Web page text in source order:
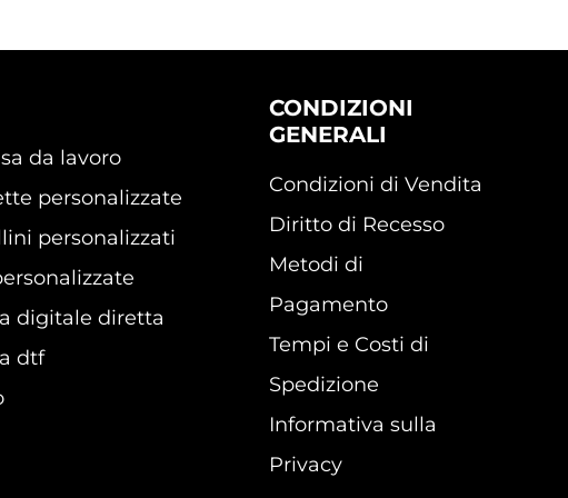
da lavoro
personalizzate
personalizzati
digitale diretta
dtf
CONDIZIONI
GENERALI
Condizioni di Vendita
Diritto di Recesso
Metodi di
Pagamento
Tempi e Costi di
Spedizione
Informativa sulla
Privacy